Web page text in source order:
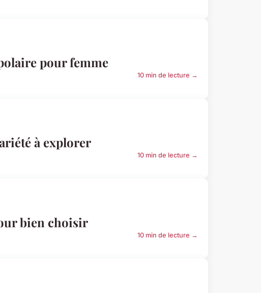
pour femme
10 min de lecture →
à explorer
10 min de lecture →
bien choisir
10 min de lecture →